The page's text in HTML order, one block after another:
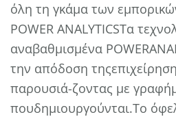
όλη τη γκάμα των
POWER ANALYTICSΤα
αναβαθμισμένα
την απόδοση
παρουσιά-ζοντας με
πουδημιουργούνται.Το